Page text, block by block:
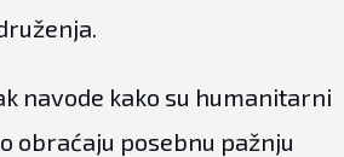
navode kako su humanitarni
obraćaju posebnu pažnju